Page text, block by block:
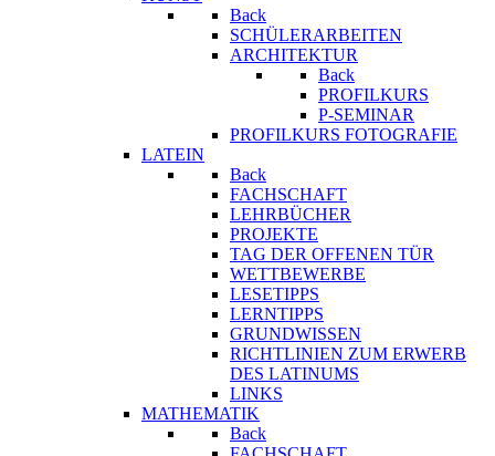
Back
SCHÜLERARBEITEN
ARCHITEKTUR
Back
PROFILKURS
P-SEMINAR
PROFILKURS FOTOGRAFIE
LATEIN
Back
FACHSCHAFT
LEHRBÜCHER
PROJEKTE
TAG DER OFFENEN TÜR
WETTBEWERBE
LESETIPPS
LERNTIPPS
GRUNDWISSEN
RICHTLINIEN ZUM ERWERB
DES LATINUMS
LINKS
MATHEMATIK
Back